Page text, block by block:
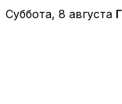
Перейти
Суббота, 8 августа